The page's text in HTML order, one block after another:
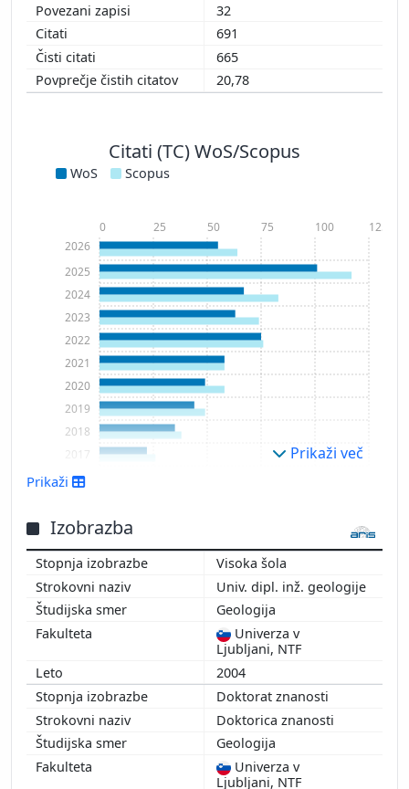
32
691
665
20,78
Citati (TC) WoS/Scopus
WoS Scopus
2010
2011
2012
2013
2014
2016
2017
2018
2019
2020
2021
2022
2023
2024
2025
2026
0 25 50 75 100 125
Prikaži več
Prikaži
Izobrazba
Visoka šola
Univ. dipl. inž. geologije
Geologija
Univerza v
Ljubljani, NTF
2004
Doktorat znanosti
Doktorica znanosti
Geologija
Univerza v
Ljubljani, NTF